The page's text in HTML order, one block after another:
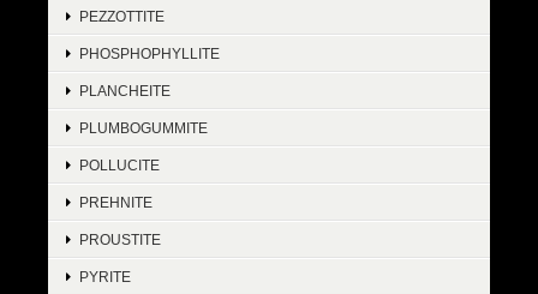
PEZZOTTITE
PHOSPHOPHYLLITE
PLANCHEITE
PLUMBOGUMMITE
POLLUCITE
PREHNITE
PROUSTITE
PYRITE